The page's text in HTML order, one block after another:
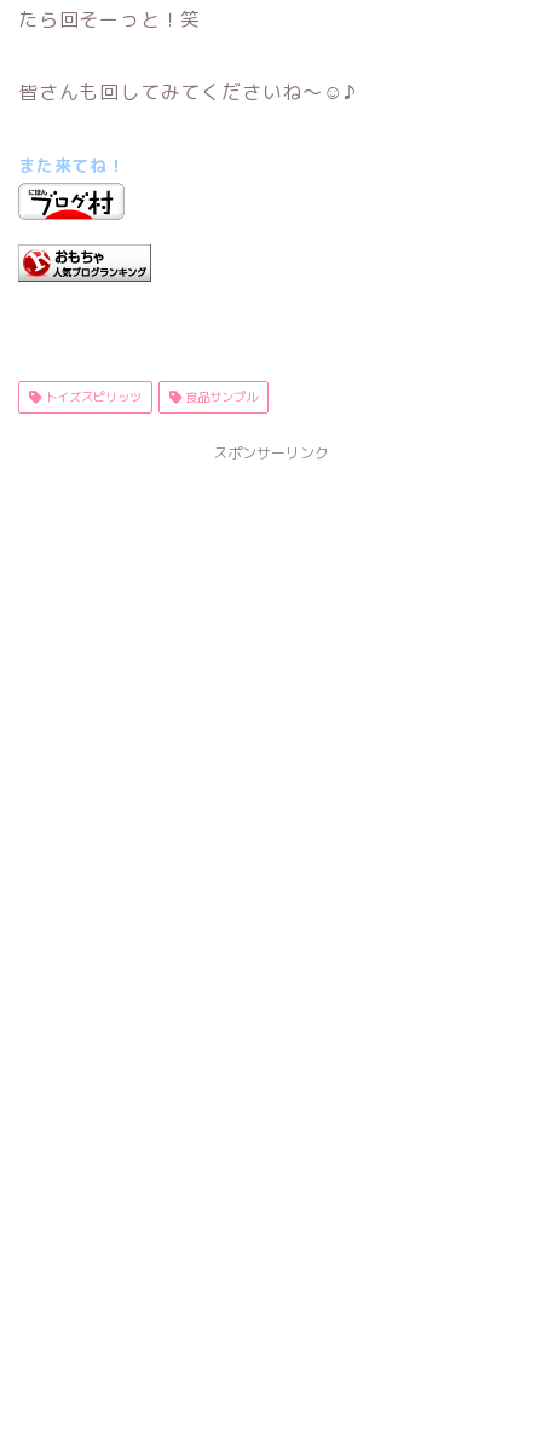
たら回そーっと！笑
皆さんも回してみてくださいね～☺♪
また来てね！
トイズスピリッツ 食品サンプル
スポンサーリンク